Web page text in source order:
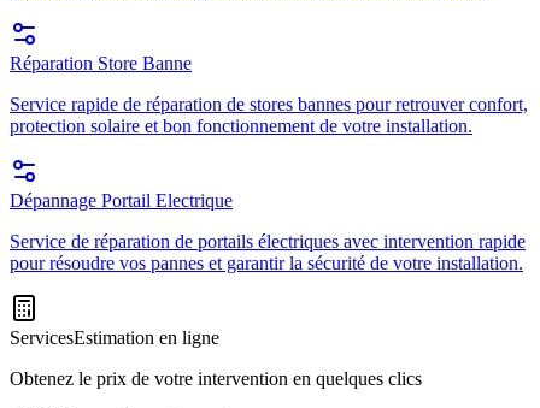
Réparation Store Banne
Service rapide de réparation de stores bannes pour retrouver confort,
protection solaire et bon fonctionnement de votre installation.
Dépannage Portail Electrique
Service de réparation de portails électriques avec intervention rapide
pour résoudre vos pannes et garantir la sécurité de votre installation.
ServicesEstimation en ligne
Obtenez le prix de votre intervention en quelques clics